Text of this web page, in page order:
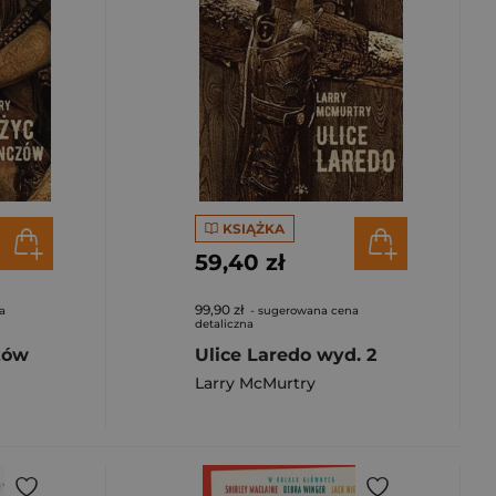
KSIĄŻKA
59,40 zł
99,90 zł - sugerowana cena
detaliczna
Ulice Laredo wyd. 2
Larry McMurtry